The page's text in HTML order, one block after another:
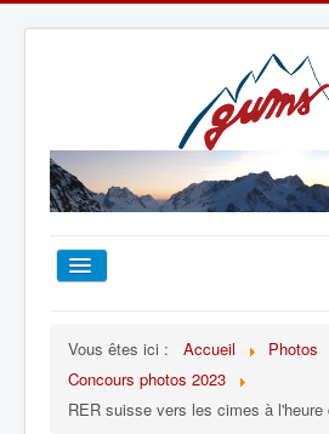
TOUT SUR LE GUMS
Vous êtes ici : Accueil
Photos
Concours photos 2023
RER suisse vers les cimes à l'heure